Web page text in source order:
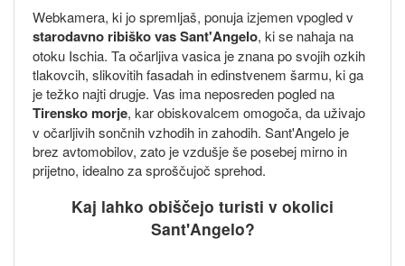
Webkamera, ki jo spremljaš, ponuja izjemen vpogled v
starodavno ribiško vas Sant'Angelo, ki se nahaja na
otoku Ischia. Ta očarljiva vasica je znana po svojih ozkih
tlakovcih, slikovitih fasadah in edinstvenem šarmu, ki ga
je težko najti drugje. Vas ima neposreden pogled na
Tirensko morje, kar obiskovalcem omogoča, da uživajo
v očarljivih sončnih vzhodih in zahodih. Sant'Angelo je
brez avtomobilov, zato je vzdušje še posebej mirno in
prijetno, idealno za sproščujoč sprehod.
Kaj lahko obiščejo turisti v okolici
Sant'Angelo?